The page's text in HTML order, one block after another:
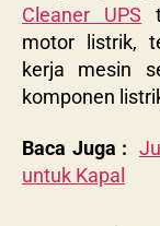
Cleaner UPS
motor listrik,
kerja mesin
komponen
Baca Juga :
untuk Kapal